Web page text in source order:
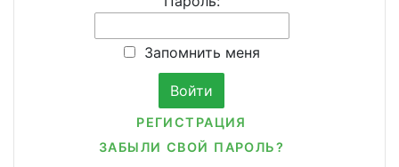
Запомнить меня
РЕГИСТРАЦИЯ
ЗАБЫЛИ СВОЙ ПАРОЛЬ?